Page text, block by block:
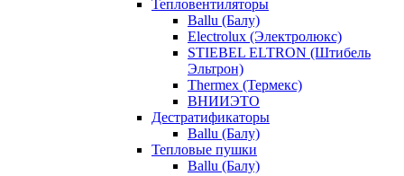
Тепловентиляторы
Ballu (Балу)
Electrolux (Электролюкс)
STIEBEL ELTRON (Штибель
Эльтрон)
Thermex (Термекс)
ВНИИЭТО
Дестратификаторы
Ballu (Балу)
Тепловые пушки
Ballu (Балу)